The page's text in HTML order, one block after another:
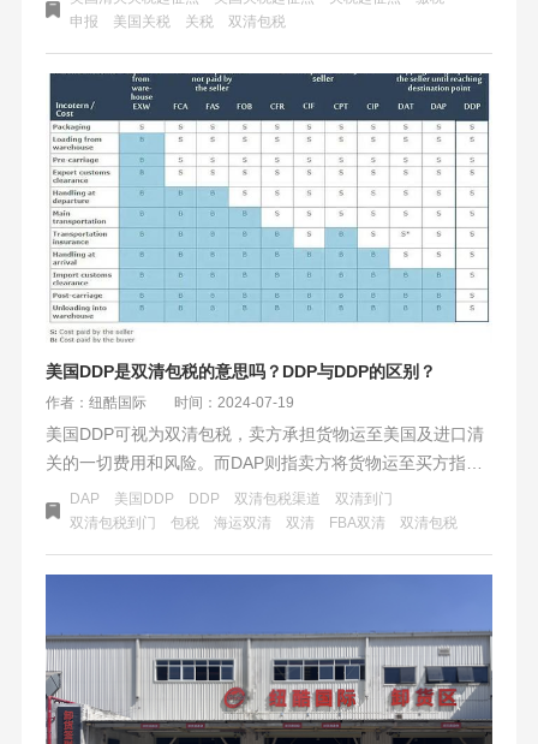
如酒精饮料、香烟等有免税限制，而某些特殊情况下的货物
也不能豁免征税。商家需仔细核对规定以降低关税风险。
申报
美国关税 关税 双清包税
美国DDP是双清包税的意思吗？DDP与DDP的区别？
作者：纽酷国际 时间：2024-07-19
美国DDP可视为双清包税，卖方承担货物运至美国及进口清
关的一切费用和风险。而DAP则指卖方将货物运至买方指定
地点，但不负责进口清关，买方需自行处理。DDP与DAP的
区别主要在于责任和费用的承担方不同。
DAP 美国DDP DDP 双清包税渠道
双清到门
双清包税到门
包税 海运双清 双清 FBA双清 双清包税